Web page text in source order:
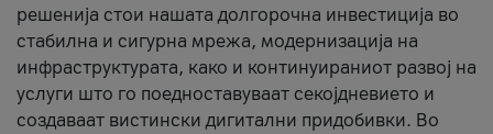
решенија стои нашата долгорочна инвестиција во
стабилна и сигурна мрежа, модернизација на
инфраструктурата, како и континуираниот развој на
услуги што го поедноставуваат секојдневието и
создаваат вистински дигитални придобивки. Во